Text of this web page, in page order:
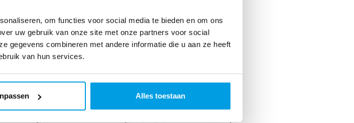
om functies voor social media te bieden en om ons
uw gebruik van onze site met onze partners voor social
gegevens combineren met andere informatie die u aan ze heeft
van hun services.
Alles toestaan